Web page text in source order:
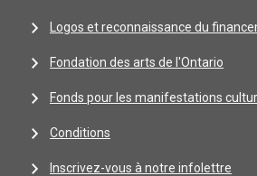
Logos et reconnaissance du
Fondation des arts de l'Ontario
Fonds pour les manifestations
Conditions
Inscrivez-vous à notre infolettre